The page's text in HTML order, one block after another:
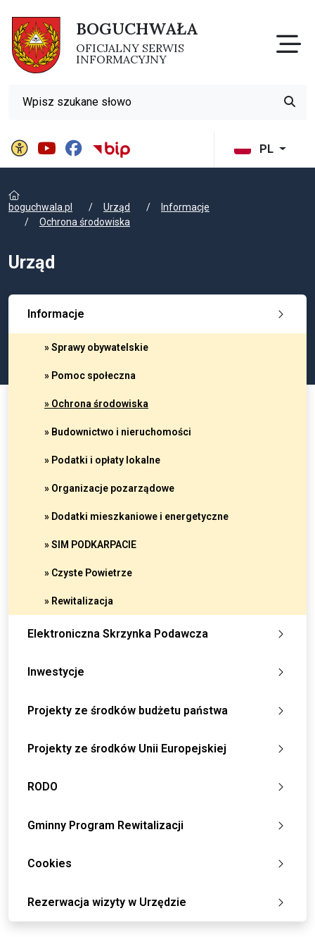
BOGUCHWAŁA
OFICJALNY SERWIS
INFORMACYJNY
PL
Panel ustawień witrynyBIP Gminy Boguchwała
Wyszukiwarka
boguchwala.pl Urząd
Informacje
Ochrona środowiska
Urząd
Informacje
» Sprawy obywatelskie
» Pomoc społeczna
» Ochrona środowiska
» Budownictwo i nieruchomości
» Podatki i opłaty lokalne
» Organizacje pozarządowe
» Dodatki mieszkaniowe i energetyczne
» SIM PODKARPACIE
» Czyste Powietrze
» Rewitalizacja
Elektroniczna Skrzynka Podawcza
Inwestycje
Projekty ze środków budżetu państwa
Projekty ze środków Unii Europejskiej
RODO
Gminny Program Rewitalizacji
Cookies
Rezerwacja wizyty w Urzędzie